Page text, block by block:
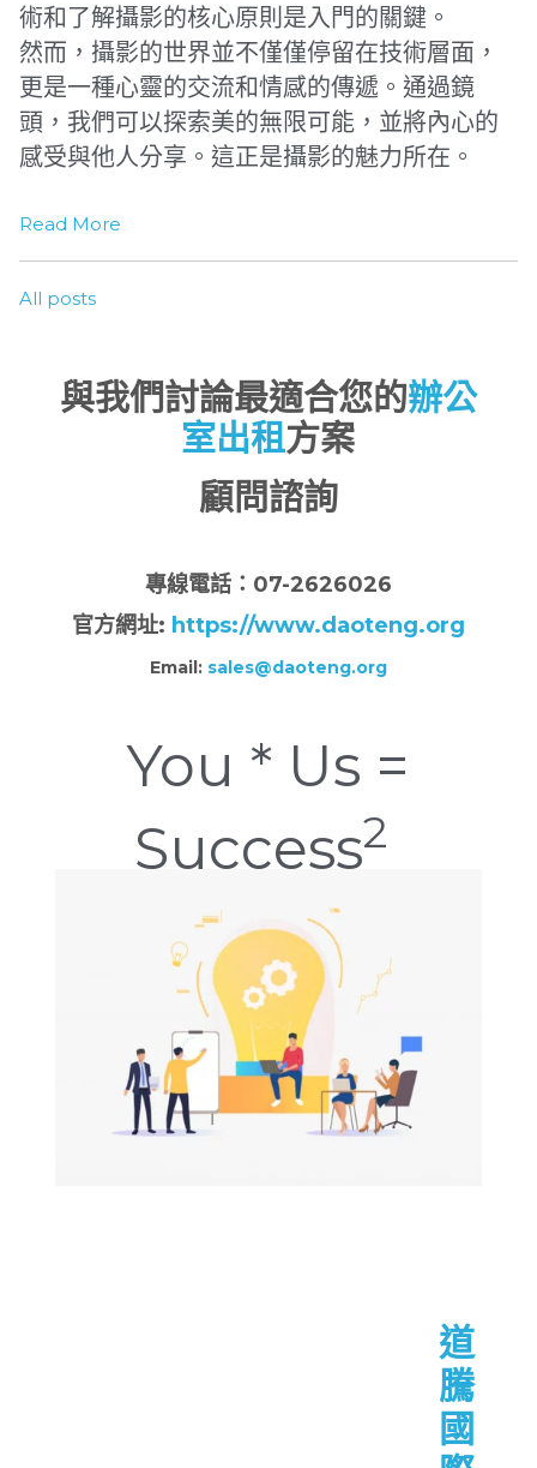
術和了解攝影的核心原則是入門的關鍵。
然而，攝影的世界並不僅僅停留在技術層面，
更是一種心靈的交流和情感的傳遞。通過鏡
頭，我們可以探索美的無限可能，並將內心的
感受與他人分享。這正是攝影的魅力所在。
Read More
All posts
與我們討論最適合您的辦公
室出租方案
顧問諮詢
專線電話：07-2626026
官方網址: https://www.daoteng.org
Email: sales@daoteng.org
You * Us =
Success2
道
騰
國